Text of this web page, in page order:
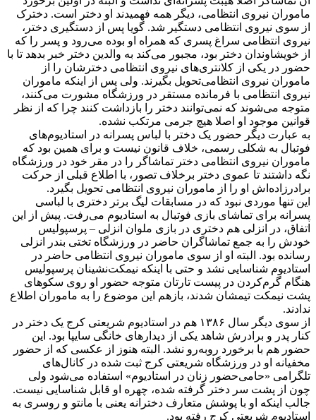
ماموران نیروی انتظامی، دیگر همه فهمیدند او دختر است. دخترک
از سوی نیروی انتظامی‌ دستگیر شد. گویا پس از دستگیری دختر،
نیروی انتظامی‌ سراغ پسری که همراه او بوده می‌رود و پسر را که
از خویشاوندان دختر بود، مجبور می‌کند به والدین دختر خبر بدهد تا با
حضور در یکی از کلانتری‌های نیروی انتظامی‌ دخترشان را از
ماموران نیروی انتظامی‌تحویل بگیرند. ولی پس از اینکه ماموران
نیروی انتظامی‌ با فرمانده مستقر در ورزشگاه مشورت می‌کنند،
متوجه می‌شوند که نمی‌توانند دختر را بازداشت کنند چرا که از نظر
قوانین موجود او اصلا هیچ جرمی‌ مرتکب نشده.
به عبارت دیگر حضور یک دختر با لباس پسرانه در استادیوم‌های
فوتبال به شکلی رسمی، خلاف قانون نیست و برای همین بود که
ماموران نیروی انتظامی‌ دختر تماشاگر را در مقر خود در ورزشگاه
نگه داشتند تا عموی دختر برخلاف تصور، با اطلاع قبلی از حرکت
برادرزاده‌اش او را از ماموران نیروی انتظامی‌ تحویل بگیرد.
این تنها موردی نبود که در مسابقات لیگ برتر دختری با لباسی
پسرانه برای تماشای بازی فوتبال به استادیوم می‌رفت. پیش از این
اتفاق، در انزلی هم دختری در بازی ملوان انزلی – پرسپولیس
خودش را به جمع تماشاگران حاضر در ورزشگاه تختی بندر انزلی
رسانده بود. البته او از سوی ماموران نیروی انتظامی‌ حاضر در
استادیوم شناسایی نشد و حتی با اینکه نیمکت‌نشینان پرسپولیس
هنگام گرم‌کردن در پیست تارتان متوجه حضور او روی سکوهای
پشت نیمکت تیمشان شدند، بازهم این موضوع را به ماموران اطلاع
ندادند.
از سوی دیگر سال ۱۳۸۶ هم در استادیوم شریعتی کرج یک دختر در
کنار پدر و برادرش شاهد یکی از دیدارهای خانگی سایپا بود. این
حضور هم با برخورد روبه‌رو نشد. البته هنوز از عکسی که از حضور
مخفیانه او در ورزشگاه شریعتی کرج ثبت شده در کانال‌های
تلگرامی‌ «حامی‌حضور زنان در استادیوم» استفاده می‌شود ولی
چون از پشت سر دختر گرفته شده، چهره او قابل شناسایی نیست.
جالب اینکه او با پوشش متعارف دخترانه یعنی با مانتو و روسری به
استادیوم شریعتی کرج رفته بود.